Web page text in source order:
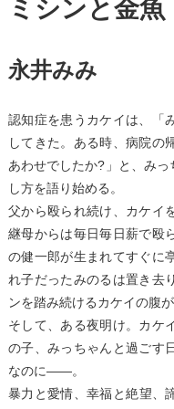
ミシンと金魚
永井みみ
認知症を患うカケイは、「
してきた。ある時、病院の
あわせでしたか?」と、み
し方を語り始める。
父から殴られ続け、カケイ
継母からは毎日毎日薪で殴
の健一郎が生まれてすぐに
れ子だったみのるは置き去
ンを踏み続けるカケイの腹
そして、ある夜明け。カケ
の子、みっちゃんと過ごす
なのに――。
暴力と愛情、幸福と絶望